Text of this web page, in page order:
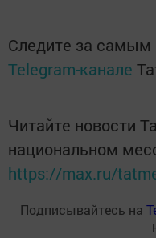
Следите за
Telegram-канале
Читайте новости
национальном
https://max.ru/
Подписывайтесь на